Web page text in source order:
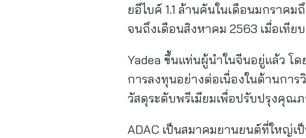
ยอีไบค์ 1.1 ล้านคันในเดือนมกราค
จนถึงเดือนสิงหาคม 2563 เมื่อเที
Yadea ขึ้นแท่นผู้นำในจีนอยู่แล้ว โ
การลงทุนอย่างต่อเนื่องในด้านกา
วัสดุระดับพรีเมียมเพื่อปรับปรุงคุณ
ADAC เป็นสมาคมยานยนต์ที่ใหญ่เ